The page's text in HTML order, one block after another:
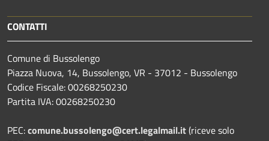
CONTATTI
Comune di Bussolengo
Piazza Nuova, 14, Bussolengo, VR - 37012 - Bussolengo
Codice Fiscale: 00268250230
Partita IVA: 00268250230
PEC:comune.bussolengo@cert.legalmail.it(riceve solo